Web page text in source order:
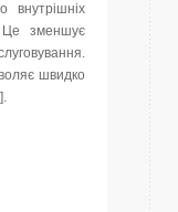
внутрішніх
Це зменшує
швидко